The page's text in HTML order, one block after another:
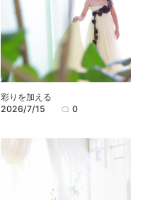
彩りを加える
2026/7/15
0